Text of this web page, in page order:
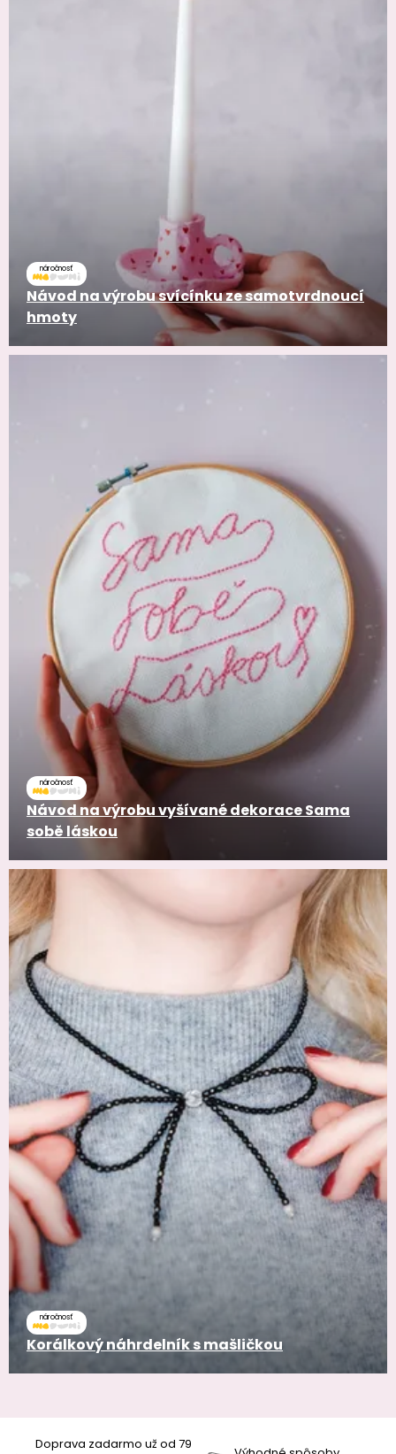
náročnosť
Návod na výrobu svícínku ze samotvrdnoucí
hmoty
náročnosť
Návod na výrobu vyšívané dekorace Sama
sobě láskou
náročnosť
Korálkový náhrdelník s mašličkou
Doprava zadarmo už od 79